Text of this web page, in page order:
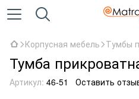
Корпусная мебель Тумбы
Тумба
Артикул: 46-51 Оставить